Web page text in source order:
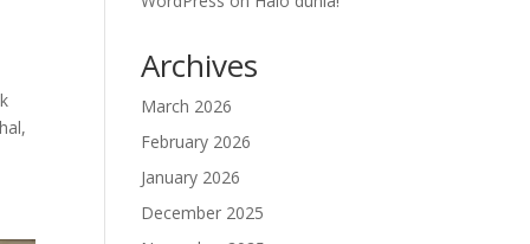
Archives
March 2026
February 2026
January 2026
December 2025